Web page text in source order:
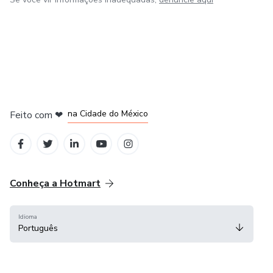
Feito com ❤ na Cidade do México
Conheça a Hotmart
Idioma
Português